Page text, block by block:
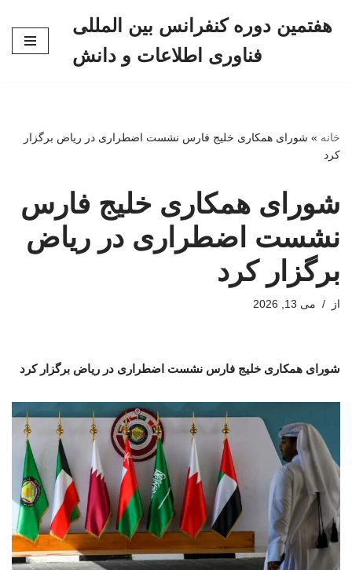
هفتمین دوره کنفرانس بین المللی
فناوری اطلاعات و دانش
خانه » شورای همکاری خلیج فارس نشست اضطراری در ریاض برگزار
کرد
شورای همکاری خلیج فارس
نشست اضطراری در ریاض
برگزار کرد
از می 13, 2026
شورای همکاری خلیج فارس نشست اضطراری در ریاض برگزار کرد